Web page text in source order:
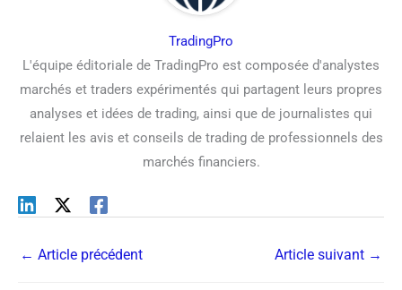
TradingPro
L'équipe éditoriale de TradingPro est composée d'analystes
marchés et traders expérimentés qui partagent leurs propres
analyses et idées de trading, ainsi que de journalistes qui
relaient les avis et conseils de trading de professionnels des
marchés financiers.
← Article précédent Article suivant →